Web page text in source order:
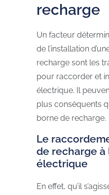
recharge
Un facteur
de l’installation
recharge sont les
pour raccorder et
électrique. Il
plus conséquents
borne de recharge.
Le
de recharge à
électrique
En effet, qu’il